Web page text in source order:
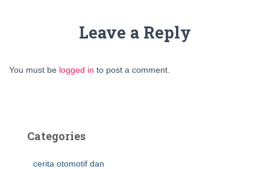
Leave a Reply
You must be logged in to post a comment.
Categories
cerita otomotif dan